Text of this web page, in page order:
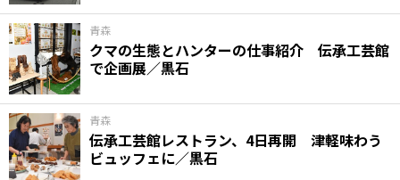
青森
クマの生態とハンターの仕事紹介 伝承工芸館
で企画展／黒石
青森
伝承工芸館レストラン、4日再開 津軽味わう
ビュッフェに／黒石